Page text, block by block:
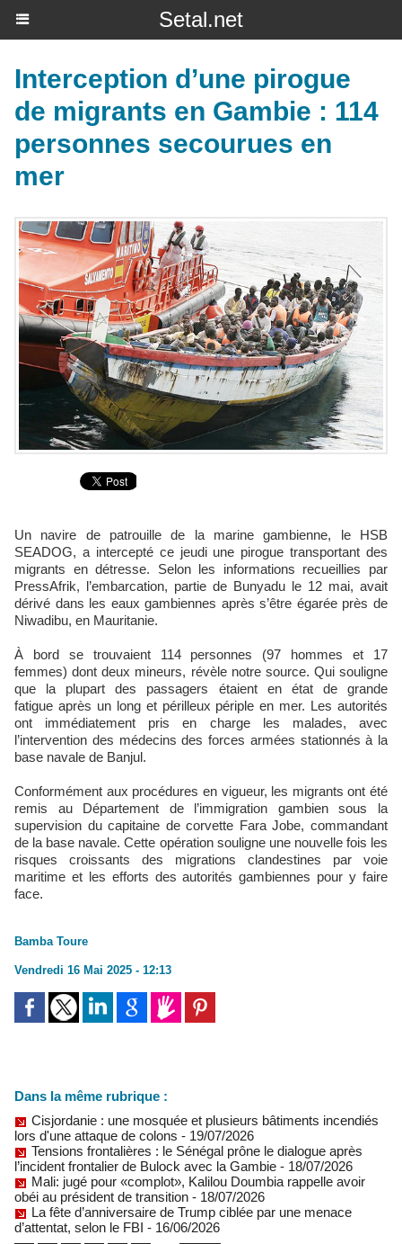
Setal.net
Interception d’une pirogue
de migrants en Gambie : 114
personnes secourues en
mer
Un navire de patrouille de la marine gambienne, le HSB
SEADOG, a intercepté ce jeudi une pirogue transportant des
migrants en détresse. Selon les informations recueillies par
PressAfrik, l’embarcation, partie de Bunyadu le 12 mai, avait
dérivé dans les eaux gambiennes après s’être égarée près de
Niwadibu, en Mauritanie.
À bord se trouvaient 114 personnes (97 hommes et 17
femmes) dont deux mineurs, révèle notre source. Qui souligne
que la plupart des passagers étaient en état de grande
fatigue après un long et périlleux périple en mer. Les autorités
ont immédiatement pris en charge les malades, avec
l’intervention des médecins des forces armées stationnés à la
base navale de Banjul.
Conformément aux procédures en vigueur, les migrants ont été
remis au Département de l’immigration gambien sous la
supervision du capitaine de corvette Fara Jobe, commandant
de la base navale. Cette opération souligne une nouvelle fois les
risques croissants des migrations clandestines par voie
maritime et les efforts des autorités gambiennes pour y faire
face.
Bamba Toure
Vendredi 16 Mai 2025 - 12:13
Dans la même rubrique :
Cisjordanie : une mosquée et plusieurs bâtiments incendiés
lors d'une attaque de colons - 19/07/2026
Tensions frontalières : le Sénégal prône le dialogue après
l’incident frontalier de Bulock avec la Gambie - 18/07/2026
Mali: jugé pour «complot», Kalilou Doumbia rappelle avoir
obéi au président de transition - 18/07/2026
La fête d’anniversaire de Trump ciblée par une menace
d’attentat, selon le FBI - 16/06/2026